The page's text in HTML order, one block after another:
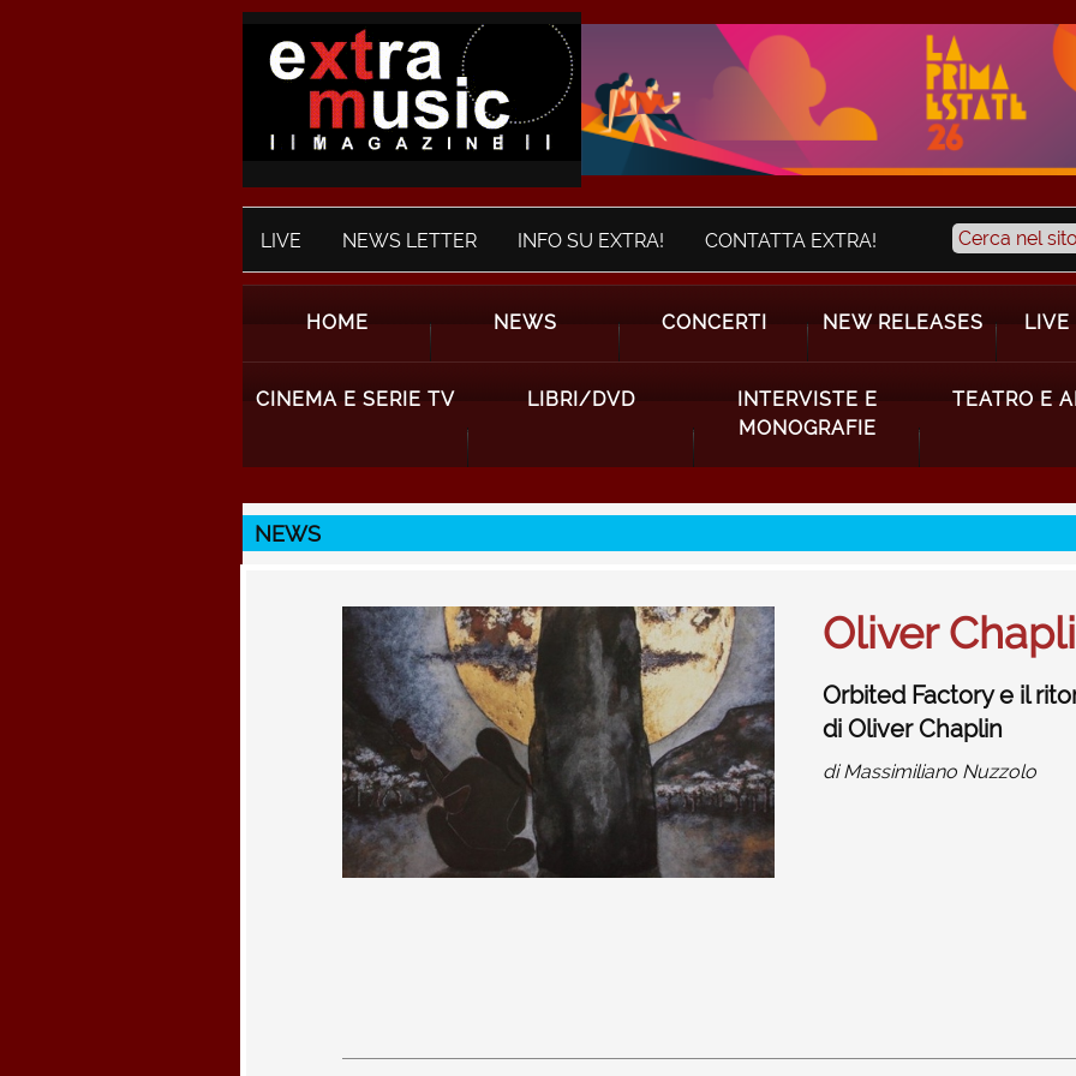
LIVE NEWS LETTER INFO SU EXTRA! CONTATTA EXTRA!
HOME NEWS CONCERTI NEW RELEASES LIVE
CINEMA E SERIE TV LIBRI/DVD
INTERVISTE E
MONOGRAFIE
TEATRO E
NEWS
Oliver
Orbited Factory e il
di Oliver Chaplin
diMassimiliano Nuzzolo